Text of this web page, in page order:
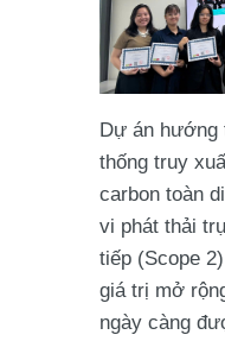
Dự án
thống truy
carbon toàn
vi phát thải
tiếp (Scope
giá trị mở
ngày càng